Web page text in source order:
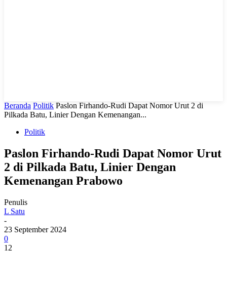
Beranda Politik Paslon Firhando-Rudi Dapat Nomor Urut 2 di
Pilkada Batu, Linier Dengan Kemenangan...
Politik
Paslon Firhando-Rudi Dapat Nomor Urut
2 di Pilkada Batu, Linier Dengan
Kemenangan Prabowo
Penulis
L Satu
-
23 September 2024
0
12